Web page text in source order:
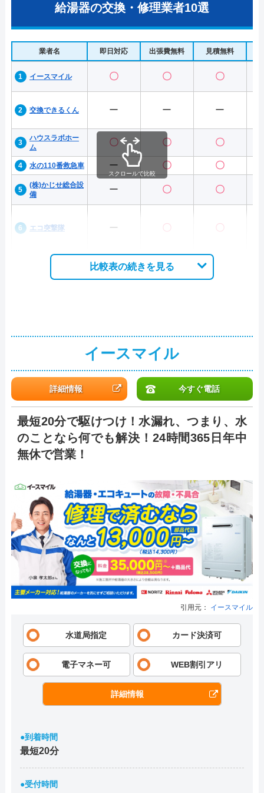
給湯器の交換・修理業者10選
業者名 即日対応 出張費無料 見積無料
イースマイル 〇 〇 〇
交換できるくん ー ー ー
ハウスラボホー
ム
〇 〇 〇
水の110番救急車 ー 〇 〇
(株)かじせ総合設
備
ー 〇 〇
エコ突撃隊 ー 〇 〇
スクロールで比較
比較表の続きを見る
イースマイル
詳細情報 今すぐ電話
最短20分で駆けつけ！水漏れ、つまり、水
のことなら何でも解決！24時間365日年中
無休で営業！
引用元： イースマイル
水道局指定 カード決済可
電子マネー可 WEB割引アリ
詳細情報
●到着時間
最短20分
●受付時間